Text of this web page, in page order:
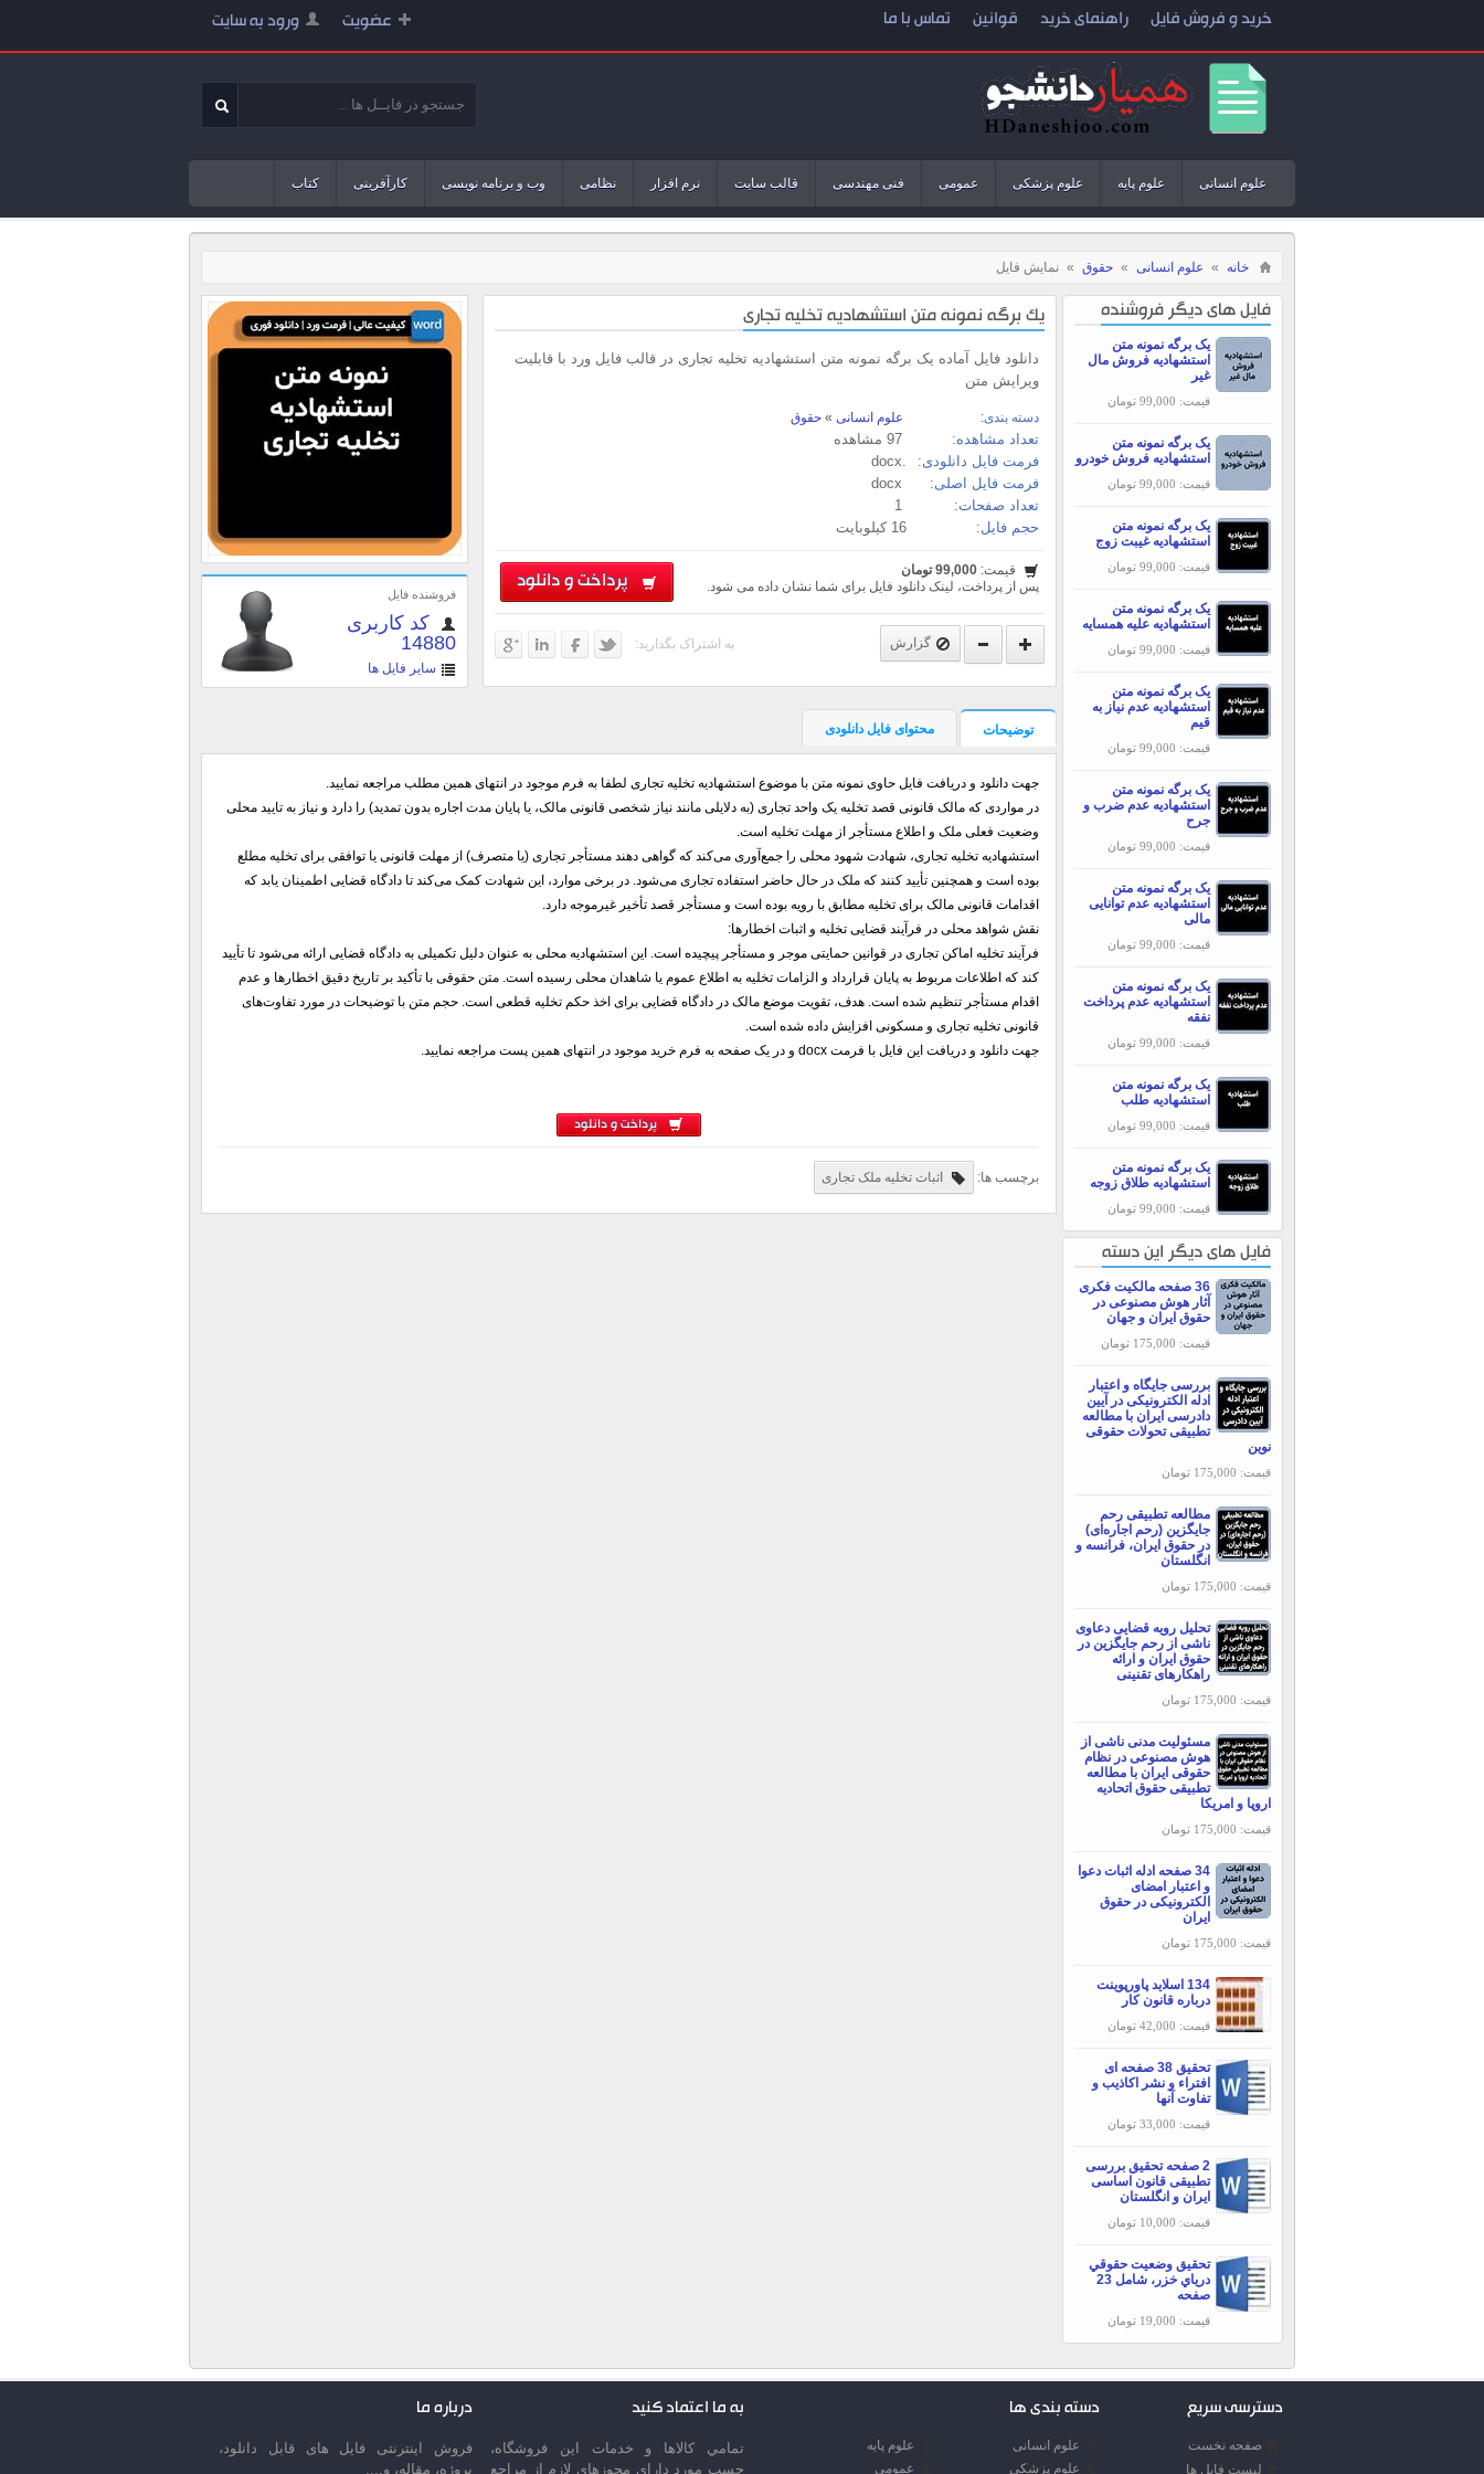
عضویت ورود به سایت خرید و فروش فایل راهنمای خرید قوانین تماس با ما
علوم انسانی علوم پایه علوم پزشکی عمومی فنی مهندسی قالب سایت نرم افزار نظامی وب و برنامه نویسی کارآفرینی کتاب
خانه » علوم انسانی » حقوق » نمایش فایل
فایل های دیگر فروشنده
یک برگه نمونه متن
استشهادیه فروش مال
غیر
قیمت: 99,000 تومان
یک برگه نمونه متن
استشهادیه فروش خودرو
قیمت: 99,000 تومان
یک برگه نمونه متن
استشهادیه غیبت زوج
قیمت: 99,000 تومان
یک برگه نمونه متن
استشهادیه علیه همسایه
قیمت: 99,000 تومان
یک برگه نمونه متن
استشهادیه عدم نیاز به
قیم
قیمت: 99,000 تومان
یک برگه نمونه متن
استشهادیه عدم ضرب و
جرح
قیمت: 99,000 تومان
یک برگه نمونه متن
استشهادیه عدم توانایی
مالی
قیمت: 99,000 تومان
یک برگه نمونه متن
استشهادیه عدم پرداخت
نفقه
قیمت: 99,000 تومان
یک برگه نمونه متن
استشهادیه طلب
قیمت: 99,000 تومان
یک برگه نمونه متن
استشهادیه طلاق زوجه
قیمت: 99,000 تومان
فایل های دیگر این دسته
36 صفحه مالکیت فکری
آثار هوش مصنوعی در
حقوق ایران و جهان
قیمت: 175,000 تومان
بررسی جایگاه و اعتبار
ادله الکترونیکی در آیین
دادرسی ایران با مطالعه
تطبیقی تحولات حقوقی
نوین
قیمت: 175,000 تومان
مطالعه تطبیقی رحم
جایگزین (رحم اجاره‌ای)
در حقوق ایران، فرانسه و
انگلستان
قیمت: 175,000 تومان
تحلیل رویه قضایی دعاوی
ناشی از رحم جایگزین در
حقوق ایران و ارائه
راهکارهای تقنینی
قیمت: 175,000 تومان
مسئولیت مدنی ناشی از
هوش مصنوعی در نظام
حقوقی ایران با مطالعه
تطبیقی حقوق اتحادیه
اروپا و امریکا
قیمت: 175,000 تومان
34 صفحه ادله اثبات دعوا
و اعتبار امضای
الکترونیکی در حقوق
ایران
قیمت: 175,000 تومان
134 اسلاید پاورپوینت
درباره قانون کار
قیمت: 42,000 تومان
تحقیق 38 صفحه ای
افتراء و نشر اكاذيب و
تفاوت آنها
قیمت: 33,000 تومان
2 صفحه تحقیق بررسی
تطبیقی قانون اساسی
ایران و انگلستان
قیمت: 10,000 تومان
تحقیق وضعيت حقوقي
درياي خزر، شامل 23
صفحه
قیمت: 19,000 تومان
فروشنده فایل
کد کاربری
14880
سایر فایل ها
یک برگه نمونه متن استشهادیه تخلیه تجاری
دانلود فایل آماده یک برگه نمونه متن استشهادیه تخلیه تجاری در قالب فایل ورد با قابلیت
ویرایش متن
دسته بندی: علوم انسانی » حقوق
تعداد مشاهده:
فرمت فایل دانلودی:
.docx
فرمت فایل اصلی:
تعداد صفحات:
حجم فایل:
16 کیلوبایت
پرداخت و دانلود
قیمت: 99,000 تومان
پس از پرداخت، لینک دانلود فایل برای شما نشان داده می شود.
گزارش به اشتراک بگذارید:
توضیحات محتوای فایل دانلودی
جهت دانلود و دریافت فایل حاوی نمونه متن با موضوع استشهادیه تخلیه تجاری لطفا به فرم موجود در انتهای همین مطلب مراجعه نمایید.
در مواردی که مالک قانونی قصد تخلیه یک واحد تجاری (به دلایلی مانند نیاز شخصی قانونی مالک، یا پایان مدت اجاره بدون تمدید) را دارد و نیاز به تایید محلی
وضعیت فعلی ملک و اطلاع مستأجر از مهلت تخلیه است.
استشهادیه تخلیه تجاری، شهادت شهود محلی را جمع‌آوری می‌کند که گواهی دهند مستأجر تجاری (یا متصرف) از مهلت قانونی یا توافقی برای تخلیه مطلع
بوده است و همچنین تأیید کنند که ملک در حال حاضر استفاده تجاری می‌شود. در برخی موارد، این شهادت کمک می‌کند تا دادگاه قضایی اطمینان یابد که
اقدامات قانونی مالک برای تخلیه مطابق با رویه بوده است و مستأجر قصد تأخیر غیرموجه دارد.
نقش شواهد محلی در فرآیند قضایی تخلیه و اثبات اخطارها:
فرآیند تخلیه اماکن تجاری در قوانین حمایتی موجر و مستأجر پیچیده است. این استشهادیه محلی به عنوان دلیل تکمیلی به دادگاه قضایی ارائه می‌شود تا تأیید
کند که اطلاعات مربوط به پایان قرارداد و الزامات تخلیه به اطلاع عموم یا شاهدان محلی رسیده است. متن حقوقی با تأکید بر تاریخ دقیق اخطارها و عدم
اقدام مستأجر تنظیم شده است. هدف، تقویت موضع مالک در دادگاه قضایی برای اخذ حکم تخلیه قطعی است. حجم متن با توضیحات در مورد تفاوت‌های
قانونی تخلیه تجاری و مسکونی افزایش داده شده است.
جهت دانلود و دریافت این فایل با فرمت docx و در یک صفحه به فرم خرید موجود در انتهای همین پست مراجعه نمایید.
پرداخت و دانلود
برچسب ها: اثبات تخلیه ملک تجاری
دسترسی سریع
صفحه نخست
لیست فایل ها
دسته بندی ها
علوم انسانی
علوم پایه
علوم پزشکی
عمومی
به ما اعتماد کنید
تمامي كالاها و خدمات اين فروشگاه،
حسب مورد داراي مجوزهاي لازم از مراجع
درباره ما
فروش اینترنتی فایل های قابل دانلود،
پروژه، مقاله، و....